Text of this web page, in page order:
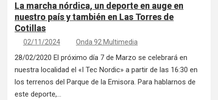
La marcha nórdica, un deporte en auge en
nuestro país y también en Las Torres de
Cotillas
02/11/2024 Onda 92 Multimedia
28/02/2020 El próximo día 7 de Marzo se celebrará en
nuestra localidad el «I Tec Nordic» a partir de las 16:30 en
los terrenos del Parque de la Emisora. Para hablarnos de
este deporte,…